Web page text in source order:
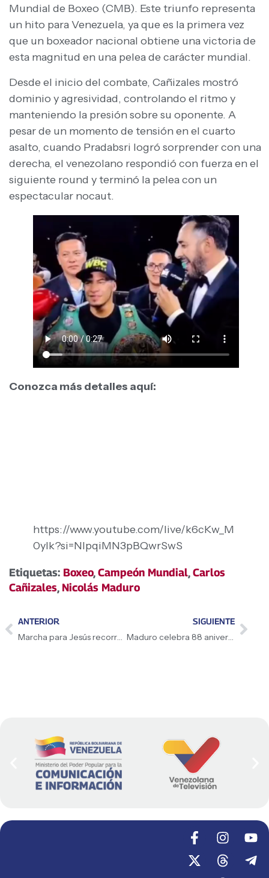
Mundial de Boxeo (CMB). Este triunfo representa
un hito para Venezuela, ya que es la primera vez
que un boxeador nacional obtiene una victoria de
esta magnitud en una pelea de carácter mundial.
Desde el inicio del combate, Cañizales mostró
dominio y agresividad, controlando el ritmo y
manteniendo la presión sobre su oponente. A
pesar de un momento de tensión en el cuarto
asalto, cuando Pradabsri logró sorprender con una
derecha, el venezolano respondió con fuerza en el
siguiente round y terminó la pelea con un
espectacular nocaut.
Conozca más detalles aquí:
https://www.youtube.com/live/k6cKw_M
0yIk?si=NlpqiMN3pBQwrSwS
Etiquetas: Boxeo,Campeón Mundial,Carlos
Cañizales, Nicolás Maduro
ANTERIOR
Marcha para Jesús recorre Venezuela
SIGUIENTE
Maduro celebra 88 aniversario de la GNB